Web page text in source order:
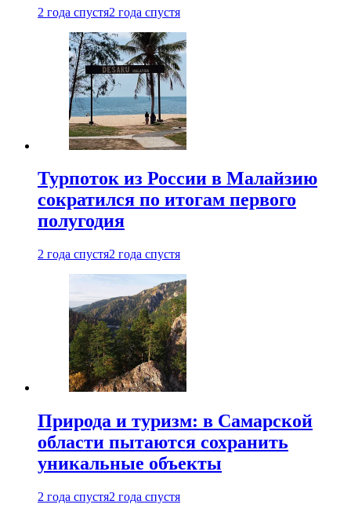
2 года спустя2 года спустя
Турпоток из России в Малайзию
сократился по итогам первого
полугодия
2 года спустя2 года спустя
Природа и туризм: в Самарской
области пытаются сохранить
уникальные объекты
2 года спустя2 года спустя